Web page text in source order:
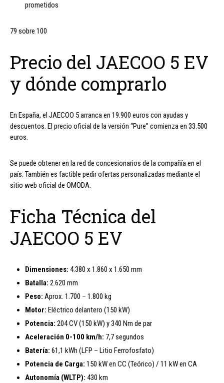
prometidos
79 sobre 100
Precio del JAECOO 5 EV
y dónde comprarlo
En España, el JAECOO 5 arranca en 19.900 euros con ayudas y
descuentos. El precio oficial de la versión “Pure” comienza en 33.500
euros.
Se puede obtener en la red de concesionarios de la compañía en el
país. También es factible pedir ofertas personalizadas mediante el
sitio web oficial de OMODA.
Ficha Técnica del
JAECOO 5 EV
Dimensiones: 4.380 x 1.860 x 1.650 mm
Batalla: 2.620 mm
Peso: Aprox. 1.700 – 1.800 kg
Motor: Eléctrico delantero (150 kW)
Potencia: 204 CV (150 kW) y 340 Nm de par
Aceleración 0-100 km/h: 7,7 segundos
Batería: 61,1 kWh (LFP – Litio Ferrofosfato)
Potencia de Carga: 150 kW en CC (Teórico) / 11 kW en CA
Autonomía (WLTP): 430 km